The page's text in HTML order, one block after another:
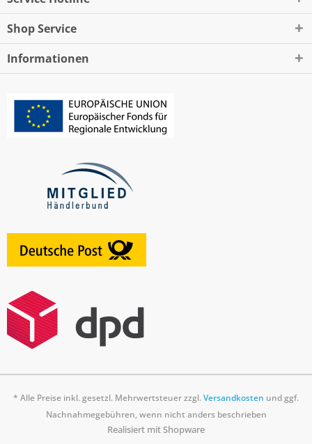
Shop Service
Informationen
* Alle Preise inkl. gesetzl. Mehrwertsteuer zzgl.Versandkosten und ggf.
Nachnahmegebühren, wenn nicht anders beschrieben
Realisiert mit Shopware